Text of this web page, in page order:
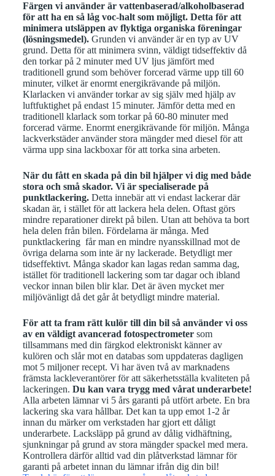
Färgen vi använder är vattenbaserad/alkoholbaserad
för att ha en så låg voc-halt som möjligt. Detta för att
minimera utsläppen av flyktiga organiska föreningar
(lösningsmedel).Grunden vi använder är en typ av UV
grund. Detta för att minimera svinn, väldigt tidseffektiv då
den torkar på 2 minuter med UV ljus jämfört med
traditionell grund som behöver forcerad värme upp till 60
minuter, vilket är enormt energikrävande på miljön.
Klarlacken vi använder torkar av sig själv med hjälp av
luftfuktighet på endast 15 minuter. Jämför detta med en
traditionell klarlack som torkar på 60-80 minuter med
forcerad värme. Enormt energikrävande för miljön. Många
lackverkstäder använder stora mängder med diesel för att
värma upp sina lackboxar för att torka sina arbeten.
När du fått en skada på din bil hjälper vi dig med både
stora och små skador. Vi är specialiserade på
punktlackering. Detta innebär att vi endast lackerar där
skadan är, i stället för att lackera hela delen. Oftast görs
mindre reparationer direkt på bilen. Utan att behöva ta bort
hela delen från bilen. Fördelarna är många. Med
punktlackering får man en mindre nyansskillnad mot de
övriga delarna som inte är ny lackerade. Betydligt mer
tidseffektivt. Många skador kan lagas redan samma dag,
istället för traditionell lackering som tar dagar och ibland
veckor innan bilen blir klar. Det är även mycket mer
miljövänligt då det går åt betydligt mindre material.
För att ta fram rätt kulör till din bil så använder vi oss
av en väldigt avancerad fotospectrometersom
tillsammans med din färgkod elektroniskt känner av
kulören och slår mot en databas som uppdateras dagligen
mot 5 miljoner recept. Vi har även två av marknadens
främsta lackleverantörer för att säkerhetsställa kvaliteten på
lackeringen. Du kan vara trygg med vårat underarbete!
Alla arbeten lämnar vi 5 års garanti på utfört arbete. En bra
lackering ska vara hållbar. Det kan ta upp emot 1-2 år
innan du märker om verkstaden har gjort ett dåligt
underarbete. Lacksläpp på grund av dålig vidhäftning,
sjunkningar på grund av stora mängder spackel med mera.
Kontrollera därför alltid vad din plåtverkstad lämnar för
garanti på arbetet innan du lämnar ifrån dig din bil!